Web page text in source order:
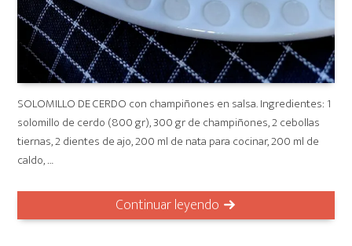
SOLOMILLO DE CERDO con champiñones en salsa. Ingredientes: 1
solomillo de cerdo (800 gr), 300 gr de champiñones, 2 cebollas
tiernas, 2 dientes de ajo, 200 ml de nata para cocinar, 200 ml de
caldo, …
Continuar leyendo